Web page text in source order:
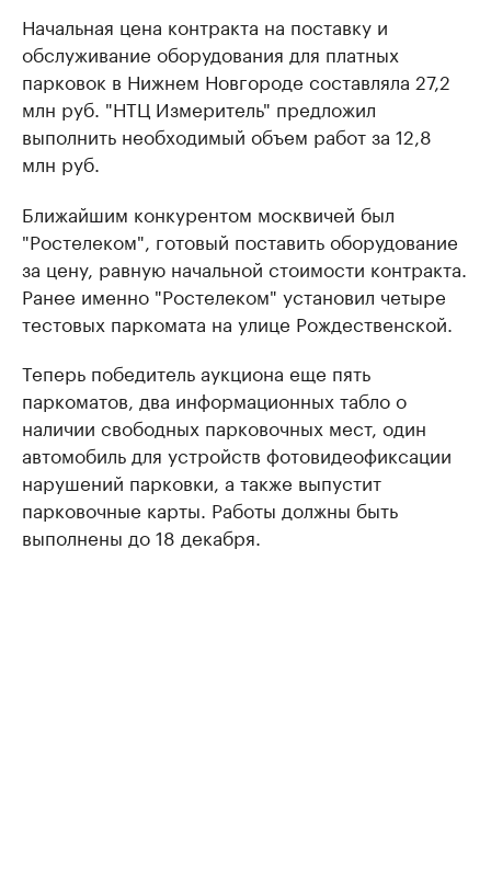
Начальная цена контракта на поставку и
обслуживание оборудования для платных
парковок в Нижнем Новгороде составляла 27,2
млн руб. "НТЦ Измеритель" предложил
выполнить необходимый объем работ за 12,8
млн руб.
Ближайшим конкурентом москвичей был
"Ростелеком", готовый поставить оборудование
за цену, равную начальной стоимости контракта.
Ранее именно "Ростелеком" установил четыре
тестовых паркомата на улице Рождественской.
Теперь победитель аукциона еще пять
паркоматов, два информационных табло о
наличии свободных парковочных мест, один
автомобиль для устройств фотовидеофиксации
нарушений парковки, а также выпустит
парковочные карты. Работы должны быть
выполнены до 18 декабря.